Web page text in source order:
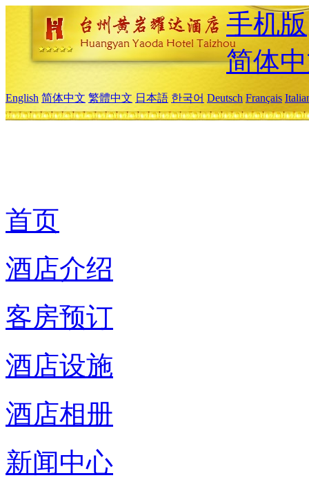
手机版
简体
English 简体中文 繁體中文 日本語 한국어 Deutsch Français
首页
酒店介绍
客房预订
酒店设施
酒店相册
新闻中心